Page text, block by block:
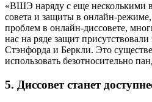
«ВШЭ наряду с еще несколькими
совета и защиты в онлайн-
проблем в онлайн-диссовете,
нас на ряде защит
Стэнфорда и Беркли. Это
использовать безотносительно
5. Диссовет станет